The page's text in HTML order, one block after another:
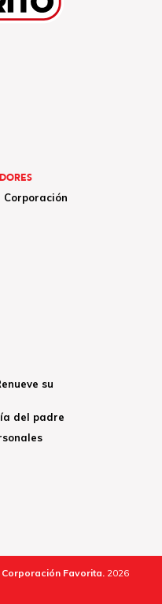
Corporación
su
del padre
Corporación Favorita. 2026